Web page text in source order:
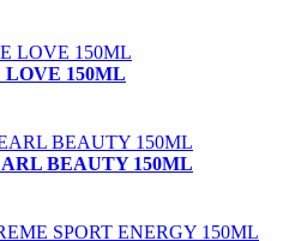
LOVE 150ML
BEAUTY 150ML